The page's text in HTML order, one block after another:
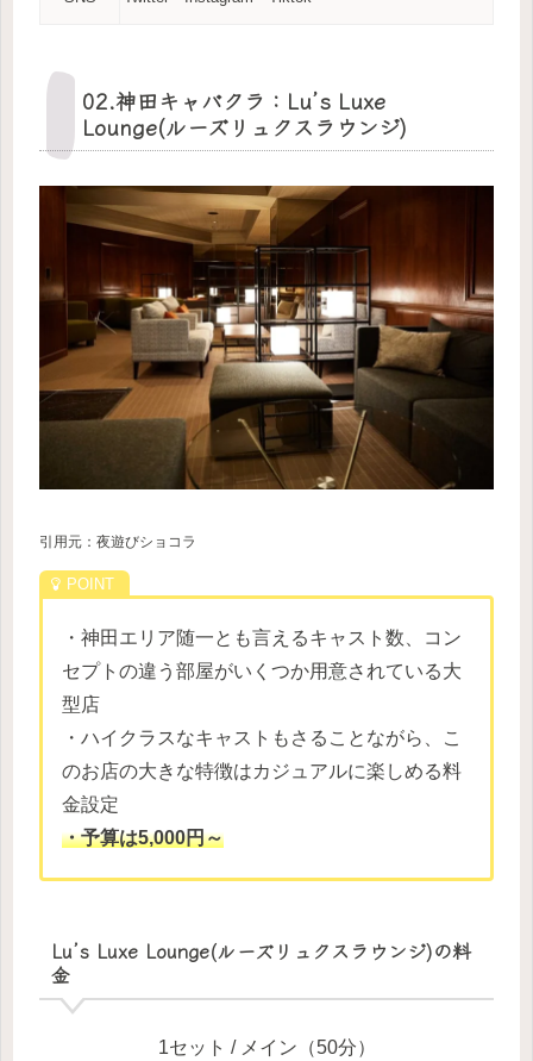
02.神田キャバクラ：Lu’s Luxe
Lounge(ルーズリュクスラウンジ)
引用元：夜遊びショコラ
・神田エリア随一とも言えるキャスト数、コン
セプトの違う部屋がいくつか用意されている大
型店
・ハイクラスなキャストもさることながら、こ
のお店の大きな特徴はカジュアルに楽しめる料
金設定
・予算は5,000円～
Lu’s Luxe Lounge(ルーズリュクスラウンジ)の料
金
1セット / メイン（50分）